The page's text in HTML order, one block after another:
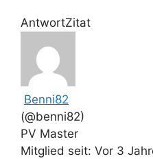
AntwortZitat
Benni82
(@benni82)
PV Master
Mitglied seit: Vor 3